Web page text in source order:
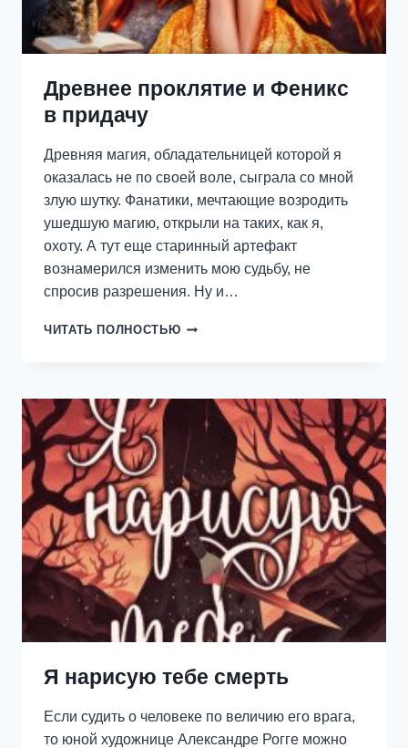
Древнее проклятие и Феникс
в придачу
Древняя магия, обладательницей которой я
оказалась не по своей воле, сыграла со мной
злую шутку. Фанатики, мечтающие возродить
ушедшую магию, открыли на таких, как я,
охоту. А тут еще старинный артефакт
вознамерился изменить мою судьбу, не
спросив разрешения. Ну и…
ЧИТАТЬ ПОЛНОСТЬЮ ДРЕВНЕЕ
В
ПРИДАЧУ
Я нарисую тебе смерть
Если судить о человеке по величию его врага,
то юной художнице Александре Рогге можно